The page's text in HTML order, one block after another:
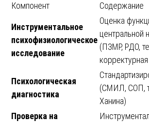
Компонент Содержание
Инструментальное
психофизиологическое
исследование
Оценка
центральной
(ПЗМР, РДО,
Психологическая
диагностика
(СМИЛ, СОП,
Ханина)
Проверка на